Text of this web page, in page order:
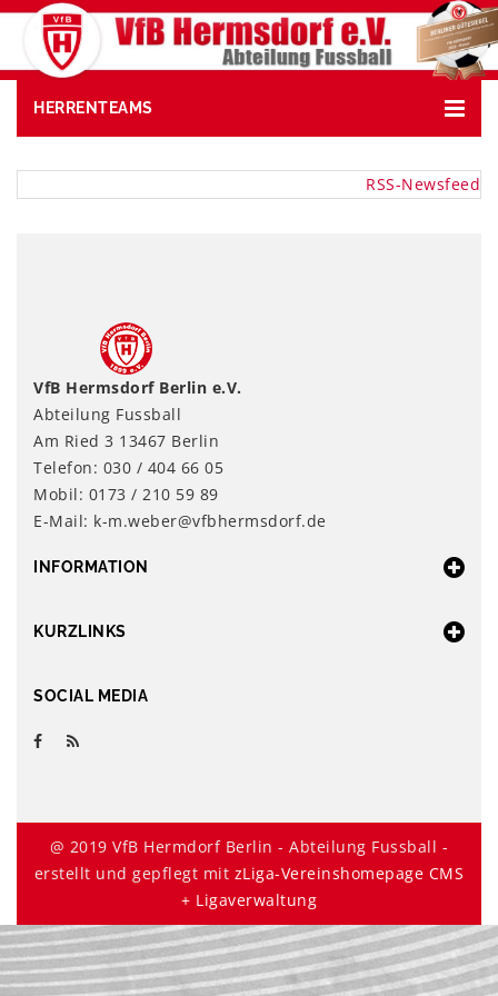
HERRENTEAMS
RSS-Newsfeed
VfB Hermsdorf Berlin e.V.
Abteilung Fussball
Am Ried 3 13467 Berlin
Telefon: 030 / 404 66 05
Mobil: 0173 / 210 59 89
E-Mail: k-m.weber@vfbhermsdorf.de
INFORMATION
KURZLINKS
SOCIAL MEDIA
@ 2019 VfB Hermdorf Berlin - Abteilung Fussball -
erstellt und gepflegt mit zLiga-Vereinshomepage CMS
+ Ligaverwaltung